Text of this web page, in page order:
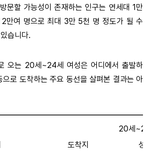
문할 가능성이 존재하는 인구는 연세대 1만
만여 명으로 최대 3만 5천 명 정도가 될 수
습니다.
오는 20세~24세 여성은 어디에서 출발하
으로 도착하는 주요 동선을 살펴본 결과는 아
도착지
20세~24
성